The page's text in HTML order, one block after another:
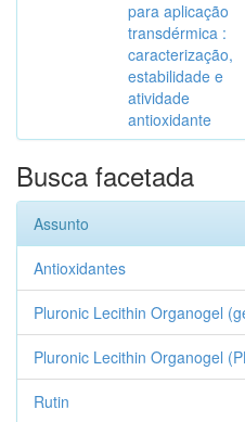
para aplicação
transdérmica :
caracterização,
estabilidade e
atividade
antioxidante
Busca facetada
Assunto
Antioxidantes
Pluronic Lecithin Organogel
Pluronic Lecithin Organogel
Rutin